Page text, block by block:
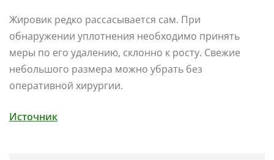
Жировик редко рассасывается сам. При
обнаружении уплотнения необходимо принять
меры по его удалению, склонно к росту. Свежие
небольшого размера можно убрать без
оперативной хирургии.
Источник